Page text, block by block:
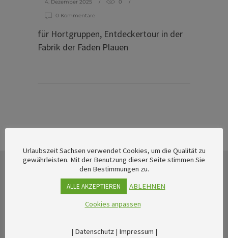
4. Dezember 2025 0
0 Kommentare
für Hortgruppen, Entdeckertour in der
Fabrik der Fäden Plauen
Urlaubszeit Sachsen verwendet Cookies, um die Qualität zu
gewährleisten. Mit der Benutzung dieser Seite stimmen Sie
den Bestimmungen zu.
ALLE AKZEPTIEREN
ABLEHNEN
Cookies anpassen
| Datenschutz| Impressum |